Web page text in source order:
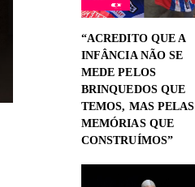
“ACREDITO QUE A
INFÂNCIA NÃO SE
MEDE PELOS
BRINQUEDOS QUE
TEMOS, MAS PELAS
MEMÓRIAS QUE
CONSTRUÍMOS”